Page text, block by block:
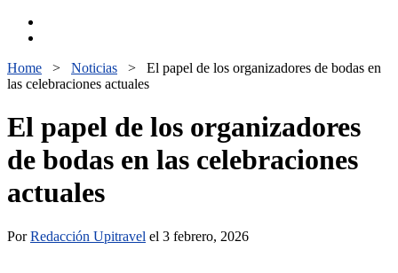
Home > Noticias > El papel de los organizadores de bodas en
las celebraciones actuales
El papel de los organizadores
de bodas en las celebraciones
actuales
PorRedacción Upitravel el 3 febrero, 2026